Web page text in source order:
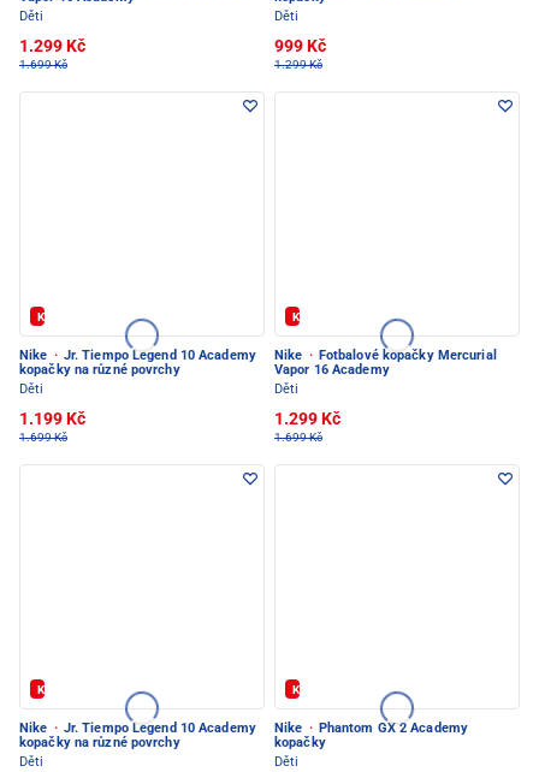
Děti
1.299 Kč
1.699 Kč
Děti
999 Kč
1.299 Kč
Kód: FOTBAL20
Nike · Jr. Tiempo Legend 10 Academy
kopačky na různé povrchy
Děti
1.199 Kč
1.699 Kč
Kód: FOTBAL20
Nike · Fotbalové kopačky Mercurial
Vapor 16 Academy
Děti
1.299 Kč
1.699 Kč
Kód: FOTBAL20
Nike · Jr. Tiempo Legend 10 Academy
kopačky na různé povrchy
Děti
Kód: FOTBAL20
Nike · Phantom GX 2 Academy
kopačky
Děti